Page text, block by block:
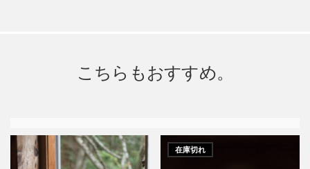
こちらもおすすめ。
在庫切れ